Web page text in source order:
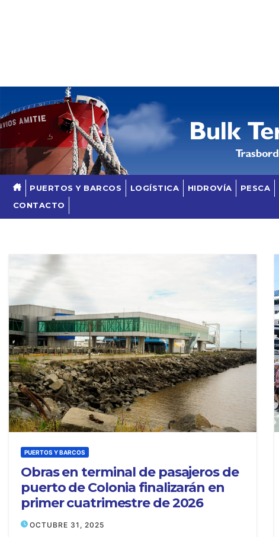
PUERTOS Y BARCOS LOGÍSTICA HIDROVÍA PESCA
CONTACTO
PUERTOS Y BARCOS
Obras en terminal de pasajeros de
puerto de Colonia finalizarán en
primer cuatrimestre de 2026
OCTUBRE 31, 2025